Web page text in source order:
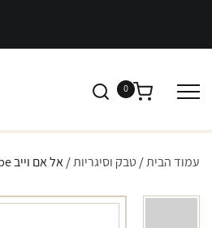
0
עמוד הבית/טבק וסיגריות/ אל אם וייב LM Vibe